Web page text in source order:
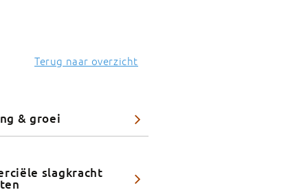
Terug naar overzicht
& groei
slagkracht